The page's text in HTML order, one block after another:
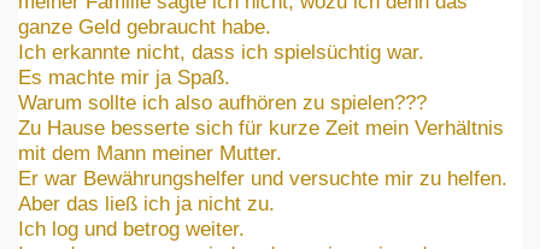
ganze Geld gebraucht habe.
Ich erkannte nicht, dass ich spielsüchtig war.
Es machte mir ja Spaß.
Warum sollte ich also aufhören zu spielen???
Zu Hause besserte sich für kurze Zeit mein Verhältnis
mit dem Mann meiner Mutter.
Er war Bewährungshelfer und versuchte mir zu helfen.
Aber das ließ ich ja nicht zu.
Ich log und betrog weiter.